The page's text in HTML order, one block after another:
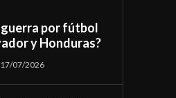
guerra por fútbol
y Honduras?
17/07/2026